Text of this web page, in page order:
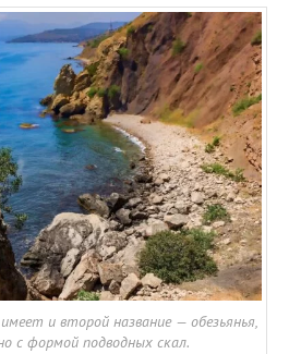
и второй название — обезьянья,
с формой подводных скал.